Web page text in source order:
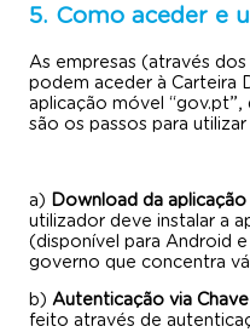
5. Como aceder e
As empresas (através
podem aceder à Carteira
aplicação móvel
são os passos para utilizar
a) Download da
utilizador deve instalar a
(disponível para Android
governo que concentra
b) Autenticação via
feito através de